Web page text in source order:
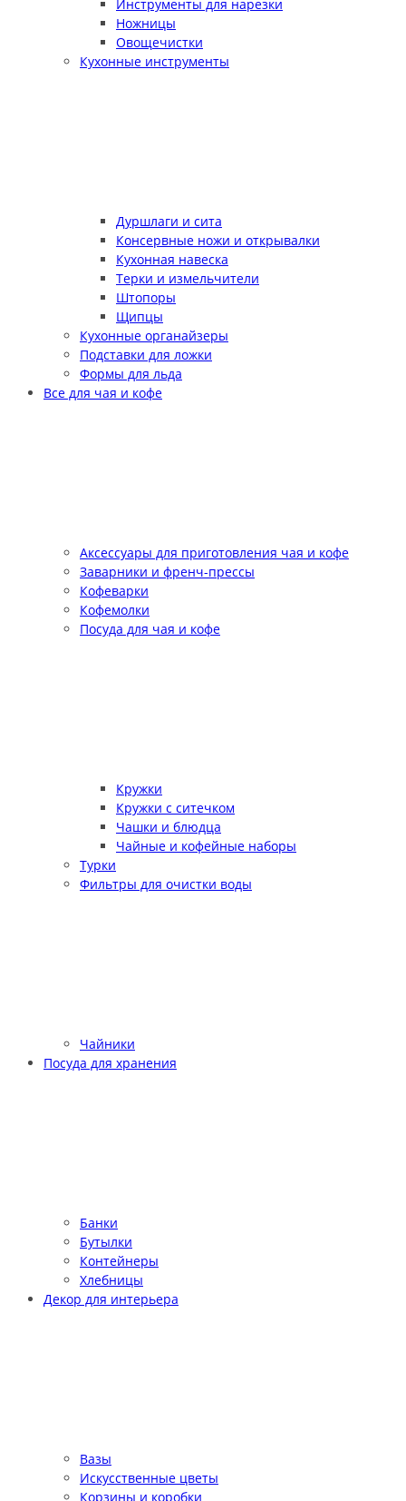
Инструменты для нарезки
Ножницы
Овощечистки
Кухонные инструменты
Дуршлаги и сита
Консервные ножи и открывалки
Кухонная навеска
Терки и измельчители
Штопоры
Щипцы
Кухонные органайзеры
Подставки для ложки
Формы для льда
Все для чая и кофе
Аксессуары для приготовления чая и кофе
Заварники и френч-прессы
Кофеварки
Кофемолки
Посуда для чая и кофе
Кружки
Кружки с ситечком
Чашки и блюдца
Чайные и кофейные наборы
Турки
Фильтры для очистки воды
Чайники
Посуда для хранения
Банки
Бутылки
Контейнеры
Хлебницы
Декор для интерьера
Вазы
Искусственные цветы
Корзины и коробки